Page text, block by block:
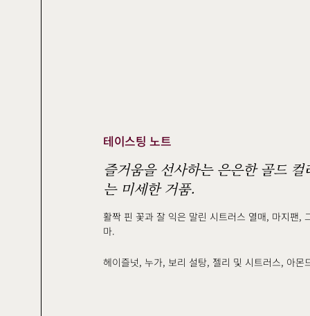
테이스팅 노트
즐거움을 선사하는 은은한 골드
는 미세한 거품.
활짝 핀 꽃과 잘 익은 말린 시트러스 열매, 마지팬,
마.
헤이즐넛, 누가, 보리 설탕, 젤리 및 시트러스, 아